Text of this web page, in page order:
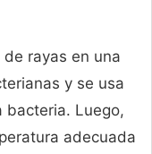
rayas en una
y se usa
bacteria. Luego,
adecuada